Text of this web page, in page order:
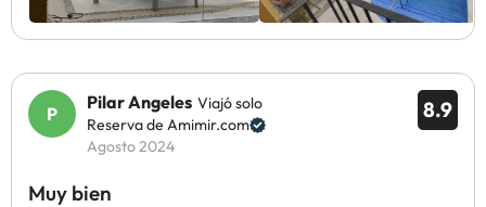
8.9
Pilar Angeles Viajó solo
Reserva de Amimir.com
Agosto 2024
Muy bien